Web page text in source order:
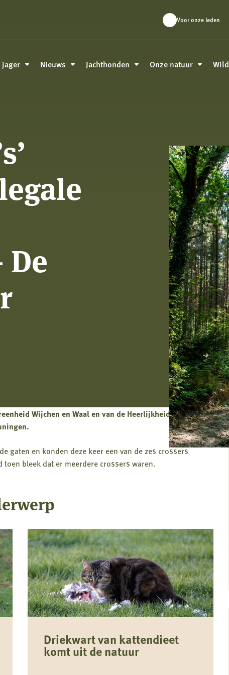
Voor onze leden
jager Nieuws Jachthonden Onze natuur Wild
Wijchen en Waal en van de Heerlijkheid Leur,
gaten en konden deze keer een van de zes crossers
bleek dat er meerdere crossers waren.
Driekwart van kattendieet
komt uit de natuur